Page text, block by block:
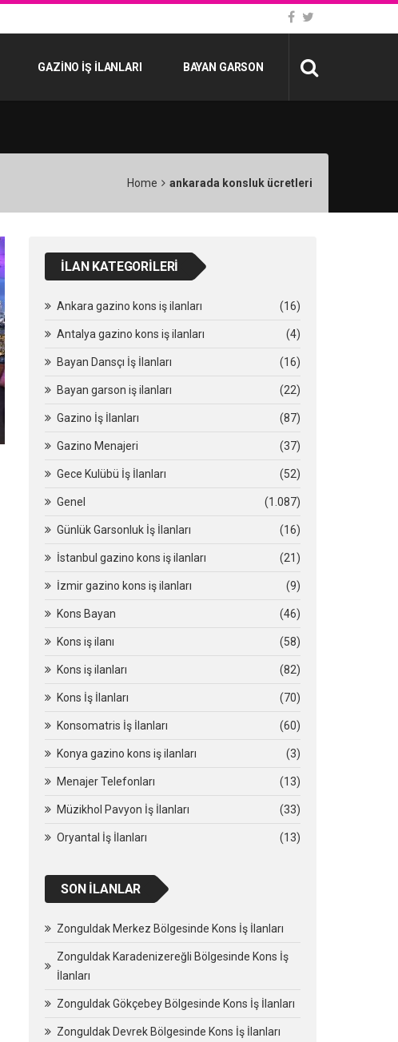
GAZINO İŞ İLANLARI BAYAN GARSON
Home ankarada konsluk ücretleri
İLAN KATEGORILERI
Ankara gazino kons iş ilanları (16)
Antalya gazino kons iş ilanları (4)
Bayan Dansçı İş İlanları (16)
Bayan garson iş ilanları (22)
Gazino İş İlanları (87)
Gazino Menajeri (37)
Gece Kulübü İş İlanları (52)
Genel (1.087)
Günlük Garsonluk İş İlanları (16)
İstanbul gazino kons iş ilanları (21)
İzmir gazino kons iş ilanları (9)
Kons Bayan (46)
Kons iş ilanı (58)
Kons iş ilanları (82)
Kons İş İlanları (70)
Konsomatris İş İlanları (60)
Konya gazino kons iş ilanları (3)
Menajer Telefonları (13)
Müzikhol Pavyon İş İlanları (33)
Oryantal İş İlanları (13)
SON İLANLAR
Zonguldak Merkez Bölgesinde Kons İş İlanları
Zonguldak Karadenizereğli Bölgesinde Kons İş
İlanları
Zonguldak Gökçebey Bölgesinde Kons İş İlanları
Zonguldak Devrek Bölgesinde Kons İş İlanları